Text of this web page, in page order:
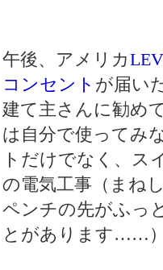
午後、アメリカ
コンセント が届い
建て主さんに勧め
は自分で使ってみ
トだけでなく、ス
の電気工事（まね
ペンチの先がふっ
とがあります……